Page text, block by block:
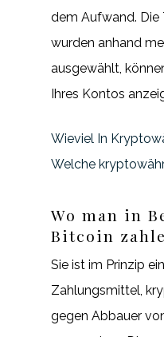
dem Aufwand. Die
wurden anhand
ausgewählt,
Ihres Kontos
Wieviel In
Welche
Wo man in
Bitcoin
Sie ist im Prinzip
Zahlungsmittel,
gegen Abbauer